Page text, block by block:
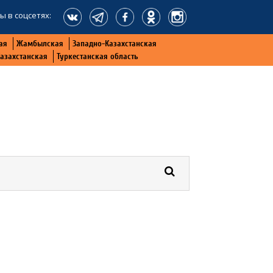
в соцсетях:
Жамбылская
Западно-Казахстанская
Туркестанская область